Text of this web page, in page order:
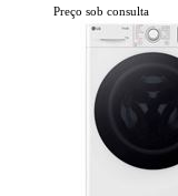
Preço sob consulta